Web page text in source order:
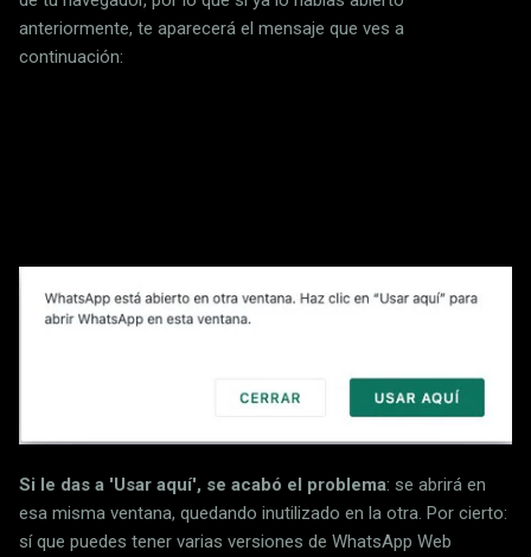
anteriormente, te aparecerá el mensaje que ves a
continuación:
Si le das a 'Usar aquí', se acabó el problema: se abrirá en
esa misma ventana, quedando inutilizado en la otra. Por cierto:
sí que puedes tener varias versiones de WhatsApp Web